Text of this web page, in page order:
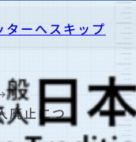
ターへスキップ
廃止につ